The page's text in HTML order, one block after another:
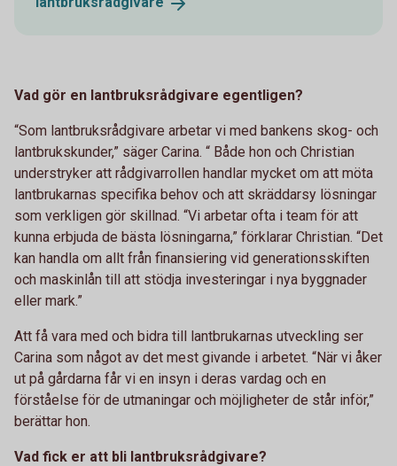
Vad gör en lantbruksrådgivare egentligen?
“Som lantbruksrådgivare arbetar vi med bankens skog- och
lantbrukskunder,” säger Carina. “ Både hon och Christian
understryker att rådgivarrollen handlar mycket om att möta
lantbrukarnas specifika behov och att skräddarsy lösningar
som verkligen gör skillnad. “Vi arbetar ofta i team för att
kunna erbjuda de bästa lösningarna,” förklarar Christian. “Det
kan handla om allt från finansiering vid generationsskiften
och maskinlån till att stödja investeringar i nya byggnader
eller mark.”
Att få vara med och bidra till lantbrukarnas utveckling ser
Carina som något av det mest givande i arbetet. “När vi åker
ut på gårdarna får vi en insyn i deras vardag och en
förståelse för de utmaningar och möjligheter de står inför,”
berättar hon.
Vad fick er att bli lantbruksrådgivare?